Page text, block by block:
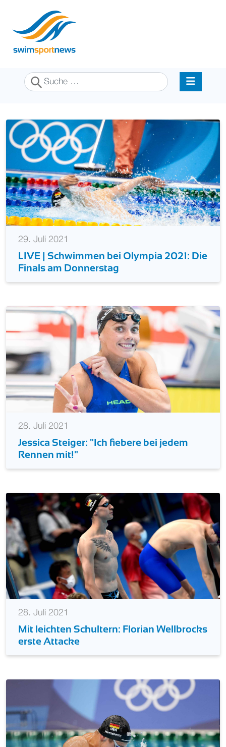
Suchen
29. Juli 2021
LIVE | Schwimmen bei Olympia 2021: Die
Finals am Donnerstag
28. Juli 2021
Jessica Steiger: "Ich fiebere bei jedem
Rennen mit!"
28. Juli 2021
Mit leichten Schultern: Florian Wellbrocks
erste Attacke